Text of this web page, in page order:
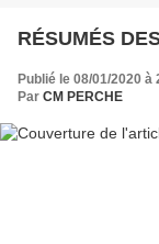
RÉSUMÉS
Publié le 08/01/2020 à
Par CM PERCHE